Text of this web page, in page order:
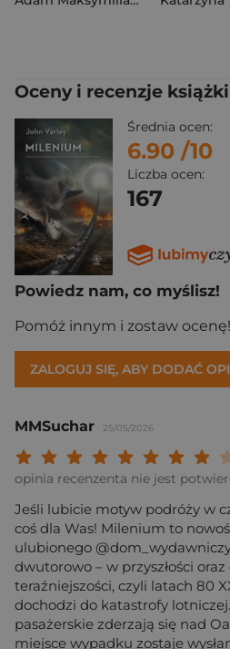
Oceny i recenzje książki
Średnia ocen:
6.90 /10
Liczba ocen:
167
Powiedz nam, co myślisz!
Pomóż innym i zostaw ocenę!
ZALOGUJ SIĘ, ABY DODAĆ
MMSuchar 25/05/2026
Twoja
Twoja
Twoja ocena:
Twoja ocena: Może
Twoja ocena: Słaba 3/
Twoja ocena: Bardzo słaba
Twoja ocena: Beznadziejna 1/
opinia recenzenta nie jest
Jeśli lubicie motyw podróży w
coś dla Was! Milenium to
ulubionego
dwutorowo – w przyszłości
teraźniejszości, czyli latach 80
dochodzi do katastrofy
pasażerskie zderzają się nad
miejsce wypadku zostaje